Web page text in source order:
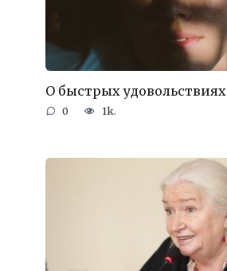
О быстрых удовольствиях
0 1k.